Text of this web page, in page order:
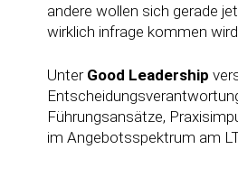
andere wollen sich gerade
wirklich infrage kommen
Unter Good Leadership
Führungsansätze,
im Angebotsspektrum am